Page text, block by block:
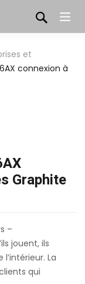
et
connexion à
Graphite
–
jouent, ils
La
qui